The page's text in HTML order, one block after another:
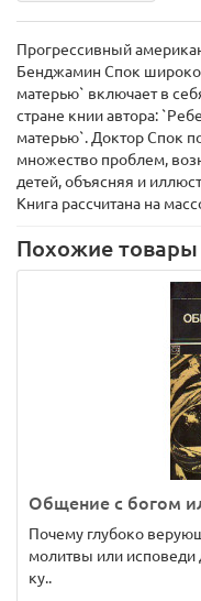
Прогрессивный
Бенджамин Спок широко
матерью` включает в
стране книи автора:
матерью`. Доктор Спок
множество проблем,
детей, объясняя и
Книга рассчитана на
Похожие товары
Общение с богом
Почему глубоко
молитвы или
ку..